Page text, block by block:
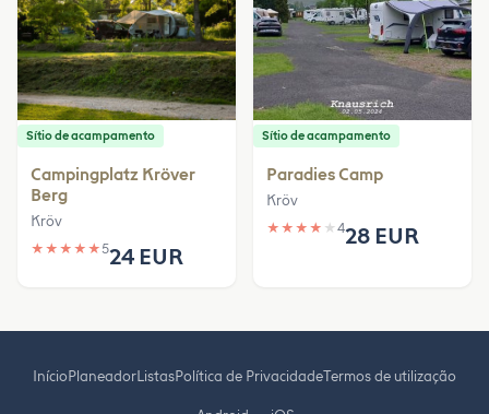
Sítio de acampamento
Campingplatz Kröver
Berg
Kröv
★ ★ ★ ★ ★524 EUR
Sítio de acampamento
Paradies Camp
Kröv
★ ★ ★ ★ ★ 428 EUR
Início Planeador ListasPolítica de PrivacidadeTermos de utilização